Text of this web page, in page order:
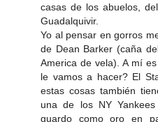
casas de los abuelos,
Guadalquivir.
Yo al pensar en gorros
de Dean Barker (caña
America de vela). A mí
le vamos a hacer? El
estas cosas también
una de los NY
guardo como oro en